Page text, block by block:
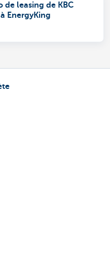
de leasing de KBC
EnergyKing